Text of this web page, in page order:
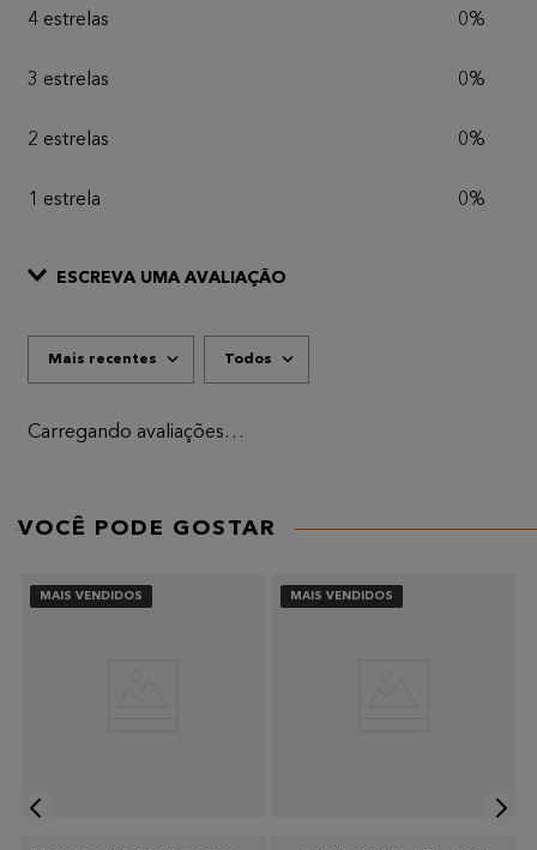
4 estrelas 0%
3 estrelas 0%
2 estrelas 0%
1 estrela 0%
ESCREVA UMA AVALIAÇÃO
★ ★★★★
Mais recentes Todos
Carregando avaliações…
VOCÊ PODE GOSTAR
MAIS VENDIDOS MAIS VENDIDOS